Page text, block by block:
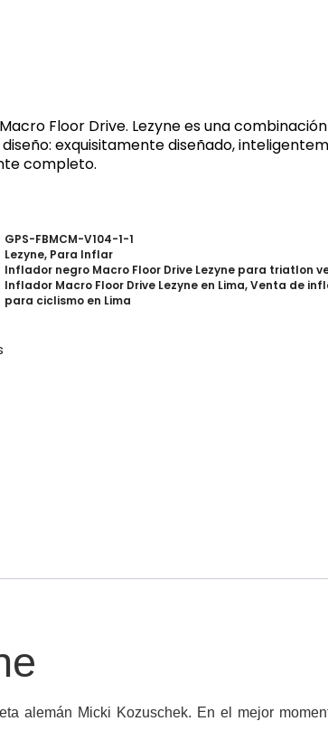
Floor Drive. Lezyne es una
exquisitamente diseñado,
completo.
GPS-FBMCM-V104-1-1
Lezyne, Para Inflar
Inflador negro Macro Floor Drive Lezyne para triatlon
Inflador Macro Floor Drive Lezyne en Lima,Venta de
para ciclismo en Lima
alemán Micki Kozuschek. En el mejor